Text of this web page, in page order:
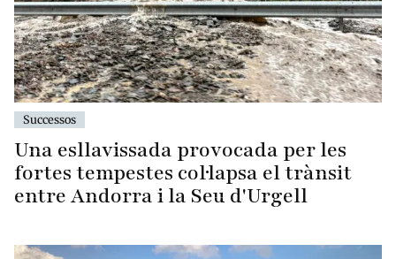
Successos
Una esllavissada provocada per les
fortes tempestes col·lapsa el trànsit
entre Andorra i la Seu d'Urgell